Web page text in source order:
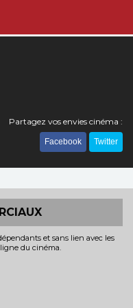
Partagez vos envies cinéma :
Facebook Twitter
et sans lien avec les
du cinéma.